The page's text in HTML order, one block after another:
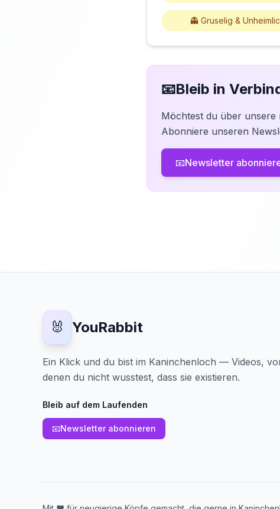
👻 Gruselig &
📧Bleib in
Möchtest du über unsere
Abonniere unseren
📧Newsletter
🐰 YouRabbit
Ein Klick und du bist im Kaninchenloch — Videos,
denen du nicht wusstest, dass sie existieren.
Bleib auf dem Laufenden
📧Newsletter abonnieren